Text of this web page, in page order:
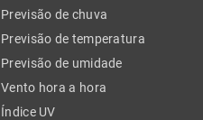
Previsão de chuva
Previsão de temperatura
Previsão de umidade
Vento hora a hora
Índice UV